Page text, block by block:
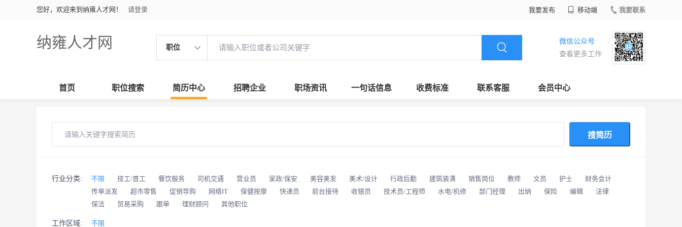
您好，欢迎来到纳雍人才网！ 请登录 我要发布 移动端 我要联系
纳雍人才网 职位
微信公众号
查看更多工作
首页 职位搜索 简历中心 招聘企业 职场资讯 一句话信息 收费标准 联系客服 会员中心
搜简历
行业分类: 不限 技工/普工 餐饮服务 司机交通 营业员 家政/保安 美容美发 美术/设计 行政后勤 建筑装潢 销售岗位 教师 文员 护士
财务会计
传单派发
超市零售 促销导购 网络IT 保健按摩 快递员 前台接待 收银员 技术员/工程师 水电/机修 部门经理 出纳 保险 编辑
法律
保洁
贸易采购 跟单 理财顾问 其他职位
工作区域: 不限